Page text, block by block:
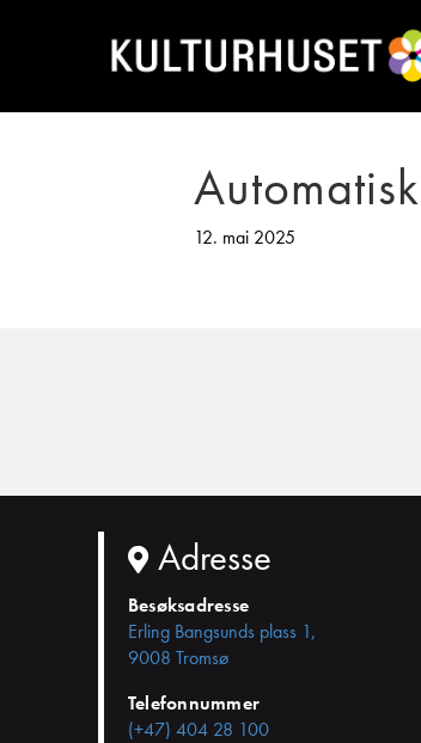
12. mai 2025
Adresse
Besøksadresse
Erling Bangsunds plass 1,
9008 Tromsø
Telefonnummer
(+47) 404 28 100